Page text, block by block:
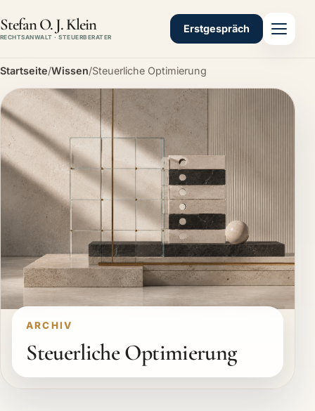
Stefan O. J. Klein
RECHTSANWALT · STEUERBERATER
Erstgespräch
Startseite/Wissen/Steuerliche Optimierung
ARCHIV
Steuerliche Optimierung